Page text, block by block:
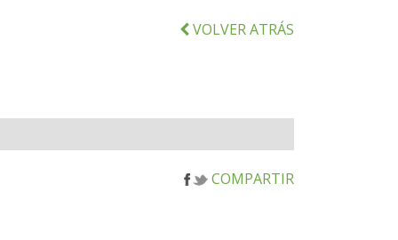
VOLVER ATRÁS
COMPARTIR